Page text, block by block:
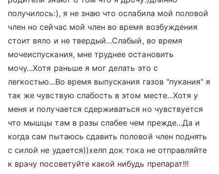
получилось:), я не знаю что ослабила мой половой
член но сейчас мой член во время возбуждения
стоит вяло и не твердый...Слабый, во время
мочеиспускания, мне труднее остановить
мочу...Хотя раньше я мог делать это с
легкостью...Во время выпускания газов "пукания" я
так же чувствую слабость в этом месте...Хотя у
меня и получается сдерживаться но чувствуется
что мышцы там в разы слабее чем прежде...Да и
когда сам пытаюсь сдавить половой член поднять
с силой не удается))хелп док тока не отправляйте
к врачу посоветуйте какой нибудь препарат!!!